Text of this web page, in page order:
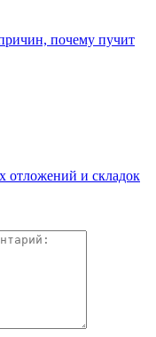
почему пучит
отложений и складок